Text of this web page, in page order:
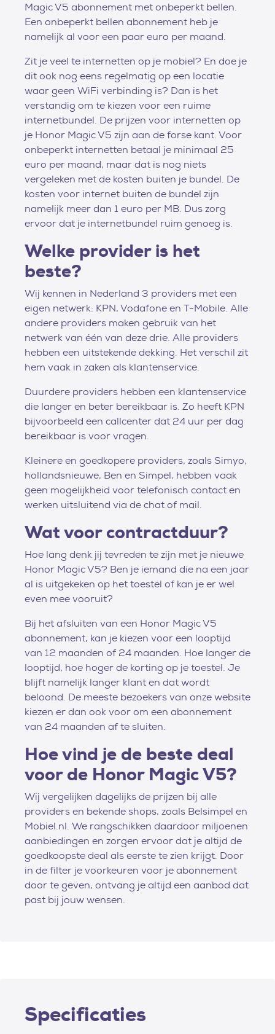
Magic V5 abonnement met onbeperkt bellen.
Een onbeperkt bellen abonnement heb je
namelijk al voor een paar euro per maand.
Zit je veel te internetten op je mobiel? En doe je
dit ook nog eens regelmatig op een locatie
waar geen WiFi verbinding is? Dan is het
verstandig om te kiezen voor een ruime
internetbundel. De prijzen voor internetten op
je Honor Magic V5 zijn aan de forse kant. Voor
onbeperkt internetten betaal je minimaal 25
euro per maand, maar dat is nog niets
vergeleken met de kosten buiten je bundel. De
kosten voor internet buiten de bundel zijn
namelijk meer dan 1 euro per MB. Dus zorg
ervoor dat je internetbundel ruim genoeg is.
Welke provider is het
beste?
Wij kennen in Nederland 3 providers met een
eigen netwerk: KPN, Vodafone en T-Mobile. Alle
andere providers maken gebruik van het
netwerk van één van deze drie. Alle providers
hebben een uitstekende dekking. Het verschil zit
hem vaak in zaken als klantenservice.
Duurdere providers hebben een klantenservice
die langer en beter bereikbaar is. Zo heeft KPN
bijvoorbeeld een callcenter dat 24 uur per dag
bereikbaar is voor vragen.
Kleinere en goedkopere providers, zoals Simyo,
hollandsnieuwe, Ben en Simpel, hebben vaak
geen mogelijkheid voor telefonisch contact en
werken uitsluitend via de chat of mail.
Wat voor contractduur?
Hoe lang denk jij tevreden te zijn met je nieuwe
Honor Magic V5? Ben je iemand die na een jaar
al is uitgekeken op het toestel of kan je er wel
even mee vooruit?
Bij het afsluiten van een Honor Magic V5
abonnement, kan je kiezen voor een looptijd
van 12 maanden of 24 maanden. Hoe langer de
looptijd, hoe hoger de korting op je toestel. Je
blijft namelijk langer klant en dat wordt
beloond. De meeste bezoekers van onze website
kiezen er dan ook voor om een abonnement
van 24 maanden af te sluiten.
Hoe vind je de beste deal
voor de Honor Magic V5?
Wij vergelijken dagelijks de prijzen bij alle
providers en bekende shops, zoals Belsimpel en
Mobiel.nl. We rangschikken daardoor miljoenen
aanbiedingen en zorgen ervoor dat je altijd de
goedkoopste deal als eerste te zien krijgt. Door
in de filter je voorkeuren voor je abonnement
door te geven, ontvang je altijd een aanbod dat
past bij jouw wensen.
Specificaties